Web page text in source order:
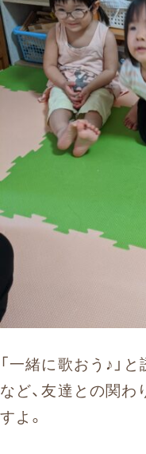
「一緒に歌おう♪」
など、友達との関
すよ。